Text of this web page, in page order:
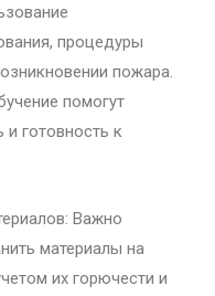
процедуры
пожара.
помогут
готовность к
Важно
материалы на
их горючести и